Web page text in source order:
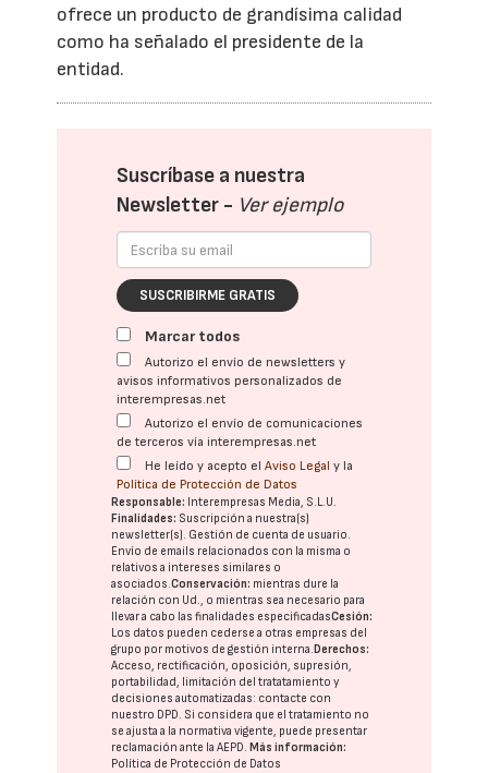
ofrece un producto de grandísima calidad
como ha señalado el presidente de la
entidad.
Suscríbase a nuestra
Newsletter - Ver ejemplo
SUSCRIBIRME GRATIS
Marcar todos
Autorizo el envío de newsletters y
avisos informativos personalizados de
interempresas.net
Autorizo el envío de comunicaciones
de terceros vía interempresas.net
He leído y acepto elAviso Legal y la
Política de Protección de Datos
Responsable: Interempresas Media, S.L.U.
Finalidades: Suscripción a nuestra(s)
newsletter(s). Gestión de cuenta de usuario.
Envío de emails relacionados con la misma o
relativos a intereses similares o
asociados.Conservación: mientras dure la
relación con Ud., o mientras sea necesario para
llevar a cabo las finalidades especificadasCesión:
Los datos pueden cederse a otras empresas del
grupo por motivos de gestión interna.Derechos:
Acceso, rectificación, oposición, supresión,
portabilidad, limitación del tratatamiento y
decisiones automatizadas: contacte con
nuestro DPD. Si considera que el tratamiento no
se ajusta a la normativa vigente, puede presentar
reclamación ante laAEPD.Más información:
Política de Protección de Datos